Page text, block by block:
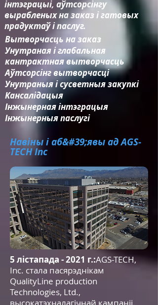
інтэграцыі, аўтсорсінгу
вырабленых на заказ і гатовых
прадуктаў і паслуг.
Вытворчасць на заказ
Унутраная і глабальная
кантрактная вытворчасць
Аўтсорсінг вытворчасці
Унутраныя і сусветныя закупкі
Кансалідацыя​
Інжынерная інтэграцыя​
Інжынерныя паслугі
Навіны і аб&#39;явы ад AGS-
TECH Inc
5 лістапада - 2021 г.:AGS-TECH,
Inc. стала пасярэднікам
QualityLine production
Technologies, Ltd.,